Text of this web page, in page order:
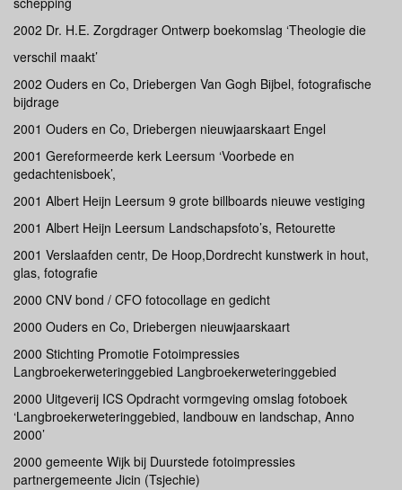
2002 Dr. H.E. Zorgdrager Ontwerp boekomslag ‘Theologie die
verschil maakt’
2002 Ouders en Co, Driebergen Van Gogh Bijbel, fotografische
bijdrage
2001 Ouders en Co, Driebergen nieuwjaarskaart Engel
2001 Gereformeerde kerk Leersum ‘Voorbede en
gedachtenisboek’,
2001 Albert Heijn Leersum 9 grote billboards nieuwe vestiging
2001 Albert Heijn Leersum Landschapsfoto’s, Retourette
2001 Verslaafden centr, De Hoop,Dordrecht kunstwerk in hout,
glas, fotografie
2000 CNV bond / CFO fotocollage en gedicht
2000 Ouders en Co, Driebergen nieuwjaarskaart
2000 Stichting Promotie Fotoimpressies
Langbroekerweteringgebied Langbroekerweteringgebied
2000 Uitgeverij ICS Opdracht vormgeving omslag fotoboek
‘Langbroekerweteringgebied, landbouw en landschap, Anno
2000’
2000 gemeente Wijk bij Duurstede fotoimpressies
partnergemeente Jicin (Tsjechie)